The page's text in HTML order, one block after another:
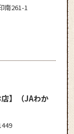
南261-1
】
（JAわか